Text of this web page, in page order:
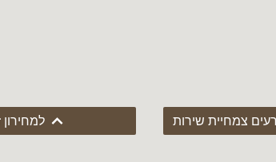
צמחיית שירות